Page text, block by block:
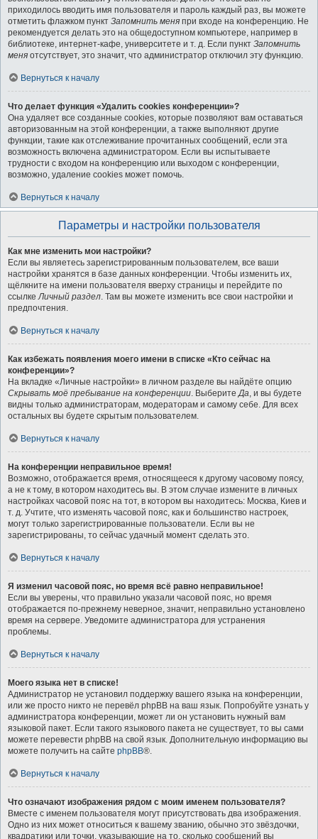
приходилось вводить имя пользователя и пароль каждый раз, вы можете
отметить флажком пункт Запомнить меня при входе на конференцию. Не
рекомендуется делать это на общедоступном компьютере, например в
библиотеке, интернет-кафе, университете и т. д. Если пункт Запомнить
меня отсутствует, это значит, что администратор отключил эту функцию.
Вернуться к началу
Что делает функция «Удалить cookies конференции»?
Она удаляет все созданные cookies, которые позволяют вам оставаться
авторизованным на этой конференции, а также выполняют другие
функции, такие как отслеживание прочитанных сообщений, если эта
возможность включена администратором. Если вы испытываете
трудности с входом на конференцию или выходом с конференции,
возможно, удаление cookies может помочь.
Вернуться к началу
Параметры и настройки пользователя
Как мне изменить мои настройки?
Если вы являетесь зарегистрированным пользователем, все ваши
настройки хранятся в базе данных конференции. Чтобы изменить их,
щёлкните на имени пользователя вверху страницы и перейдите по
ссылкеЛичный раздел. Там вы можете изменить все свои настройки и
предпочтения.
Вернуться к началу
Как избежать появления моего имени в списке «Кто сейчас на
конференции»?
На вкладке «Личные настройки» в личном разделе вы найдёте опцию
Скрывать моё пребывание на конференции. ВыберитеДа, и вы будете
видны только администраторам, модераторам и самому себе. Для всех
остальных вы будете скрытым пользователем.
Вернуться к началу
На конференции неправильное время!
Возможно, отображается время, относящееся к другому часовому поясу,
а не к тому, в котором находитесь вы. В этом случае измените в личных
настройках часовой пояс на тот, в котором вы находитесь: Москва, Киев и
т. д. Учтите, что изменять часовой пояс, как и большинство настроек,
могут только зарегистрированные пользователи. Если вы не
зарегистрированы, то сейчас удачный момент сделать это.
Вернуться к началу
Я изменил часовой пояс, но время всё равно неправильное!
Если вы уверены, что правильно указали часовой пояс, но время
отображается по-прежнему неверное, значит, неправильно установлено
время на сервере. Уведомите администратора для устранения
проблемы.
Вернуться к началу
Моего языка нет в списке!
Администратор не установил поддержку вашего языка на конференции,
или же просто никто не перевёл phpBB на ваш язык. Попробуйте узнать у
администратора конференции, может ли он установить нужный вам
языковой пакет. Если такого языкового пакета не существует, то вы сами
можете перевести phpBB на свой язык. Дополнительную информацию вы
можете получить на сайте phpBB®.
Вернуться к началу
Что означают изображения рядом с моим именем пользователя?
Вместе с именем пользователя могут присутствовать два изображения.
Одно из них может относиться к вашему званию, обычно это звёздочки,
квадратики или точки, указывающие на то, сколько сообщений вы